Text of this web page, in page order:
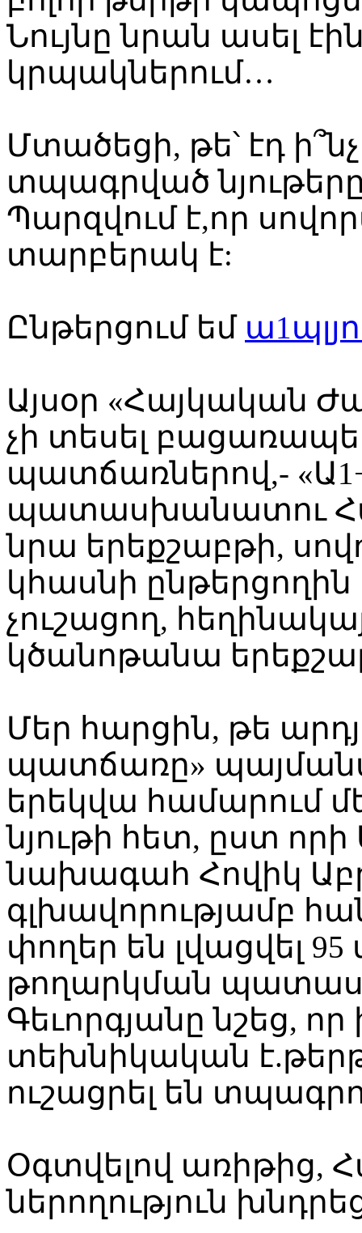
Նույնը նրան ասել
կրպակներում…
Մտածեցի, թե՝ էդ
տպագրված
Պարզվում է,որ
տարբերակ է:
Ընթերցում եմ
Այսօր «Հայկական
չի տեսել
պատճառներով,-
պատասխանատու
նրա երեքշաբթի,
կհասնի
չուշացող,
կծանոթանա
Մեր հարցին, թե
պատճառը»
երեկվա համարում
նյութի հետ, ըստ
նախագահ Հովիկ
գլխավորությամբ
փողեր են լվացվել 95
թողարկման
Գեւորգյանը նշեց,
տեխնիկական
ուշացրել են
Օգտվելով առիթից,
ներողություն